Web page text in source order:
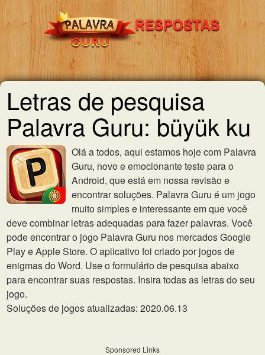
Letras de pesquisa
Palavra Guru: büyük ku
Olá a todos, aqui estamos hoje com Palavra
Guru, novo e emocionante teste para o
Android, que está em nossa revisão e
encontrar soluções. Palavra Guru é um jogo
muito simples e interessante em que você
deve combinar letras adequadas para fazer palavras. Você
pode encontrar o jogo Palavra Guru nos mercados Google
Play e Apple Store. O aplicativo foi criado por jogos de
enigmas do Word. Use o formulário de pesquisa abaixo
para encontrar suas respostas. Insira todas as letras do seu
jogo.
Soluções de jogos atualizadas: 2020.06.13
Sponsored Links